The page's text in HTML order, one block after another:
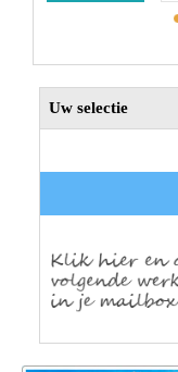
Uw selectie